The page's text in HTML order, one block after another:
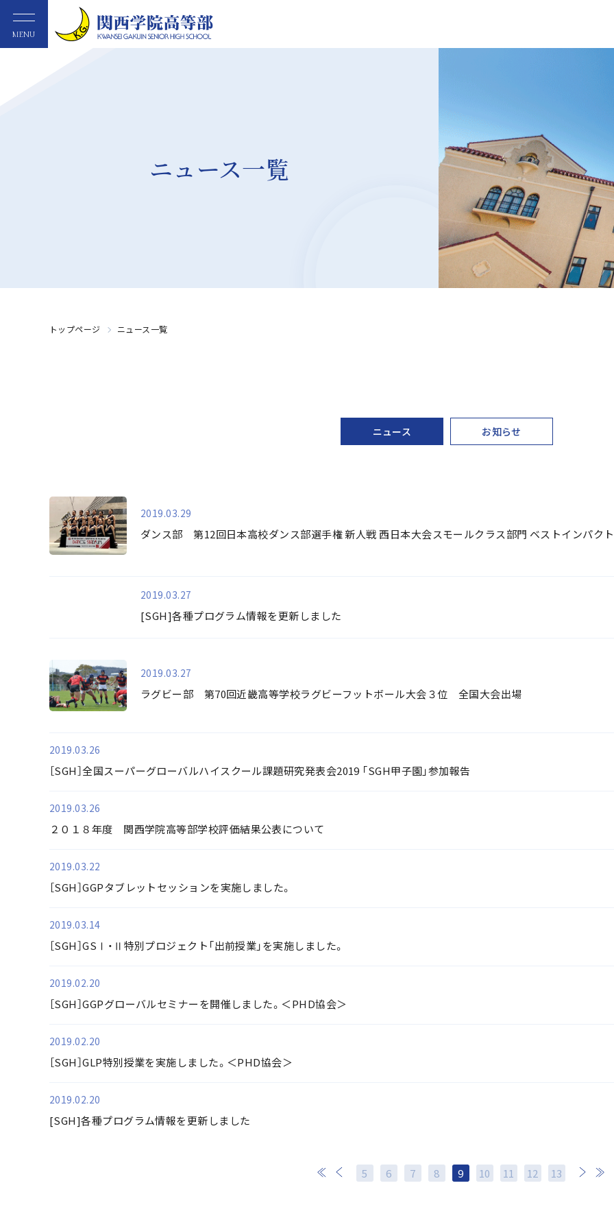
MENU
ニュース一覧
トップページ ニュース一覧
ニュース お知らせ
2019.03.29
ダンス部 第12回日本高校ダンス部選手権 新人戦 西日本大会スモールクラス部門 ベストインパク
2019.03.27
[SGH]各種プログラム情報を更新しました
2019.03.27
ラグビー部 第70回近畿高等学校ラグビーフットボール大会３位 全国大会出場
2019.03.26
［SGH］全国スーパーグローバルハイスクール課題研究発表会2019 「SGH甲子園」参加報告
2019.03.26
２０１８年度 関西学院高等部学校評価結果公表について
2019.03.22
［SGH］GGPタブレットセッションを実施しました。
2019.03.14
［SGH］GSⅠ・Ⅱ特別プロジェクト「出前授業」を実施しました。
2019.02.20
［SGH］GGPグローバルセミナーを開催しました。＜PHD協会＞
2019.02.20
［SGH］GLP特別授業を実施しました。＜PHD協会＞
2019.02.20
[SGH]各種プログラム情報を更新しました
5 6 7 8 9 10 11 12 13
次 最後